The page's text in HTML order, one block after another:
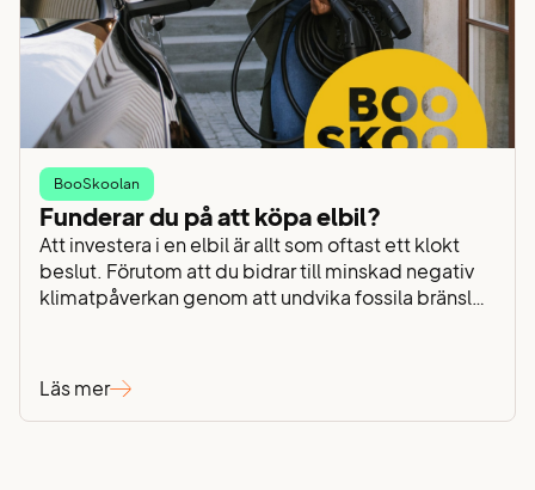
BooSkoolan
Funderar du på att köpa elbil?
Att investera i en elbil är allt som oftast ett klokt
beslut. Förutom att du bidrar till minskad negativ
klimatpåverkan genom att undvika fossila bränslen
smart. Exakt hur du laddar för att spara
elkostnader, vilken sorts laddbox du behöver och…
Läs mer